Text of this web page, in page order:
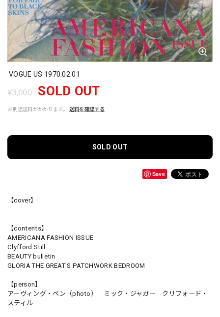
VOGUE US 1970.02.01
¥3,000 SOLD OUT
※別途送料がかかります。 送料を確認する
SOLD OUT
Save
【cover】
【contents】
AMERICANA FASHION ISSUE
Clyfford Still
BEAUTY bulletin
GLORIA THE GREAT'S PATCHWORK BEDROOM
【person】
アーヴィング・ペン（photo） ミック・ジャガー クリフォード・
スティル